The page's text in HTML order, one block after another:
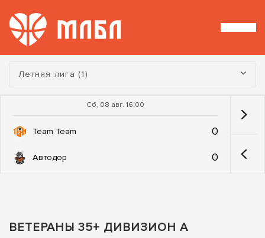
Турнир:
Летняя лига (1)
Сб, 08 авг. 16:00
Team Team 0
Автодор 0
ВЕТЕРАНЫ 35+ ДИВИЗИОН А